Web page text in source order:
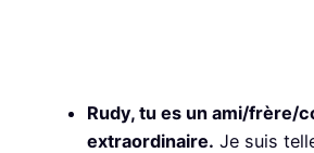
Rudy, tu es un ami/frère/
extraordinaire. Je suis